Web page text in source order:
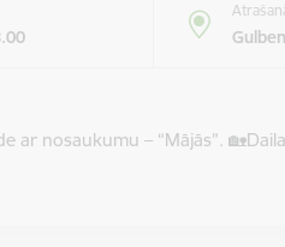
ar nosaukumu – “Mājās”.